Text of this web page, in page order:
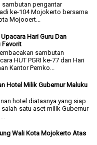
sambutan pengantar
ke-104 Mojokerto bersama
Mojooert...
Hari Guru Dan
Favorit
sambutan
HUT PGRI ke-77 dan Hari
Kantor Pemko...
Hotel Milik Gubernur Maluku
hotel diatasnya yang siap
satu aset milik Gubernur
Wali Kota Mojokerto Atas